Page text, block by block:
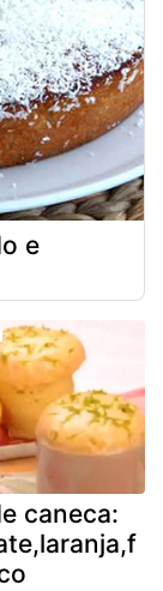
e
caneca: